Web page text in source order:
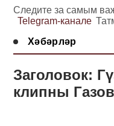
Следите за самым
Telegram-канале
Хәбәрләр
Заголовок:
клипны